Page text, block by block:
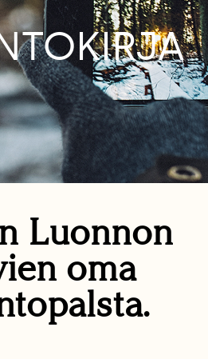
Luonnon
oma